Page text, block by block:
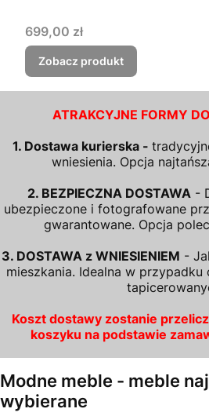
Cena
699,00 zł
Zobacz produkt
ATRAKCYJNE FORMY
1. Dostawa kurierska -
wniesienia. Opcja
2. BEZPIECZNA DOSTAWA-
ubezpieczone i fotografowane
gwarantowane. Opcja
3. DOSTAWA z WNIESIENIEM -
mieszkania. Idealna w
Koszt dostawy zostanie
koszyku na podstawie
Modne meble - meble
wybierane